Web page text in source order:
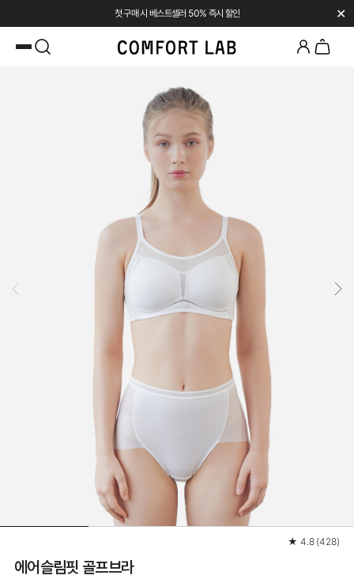
첫 구매 시 베스트셀러 50% 즉시 할인 ✕
★ 4.8 (428)
에어슬림핏 골프브라